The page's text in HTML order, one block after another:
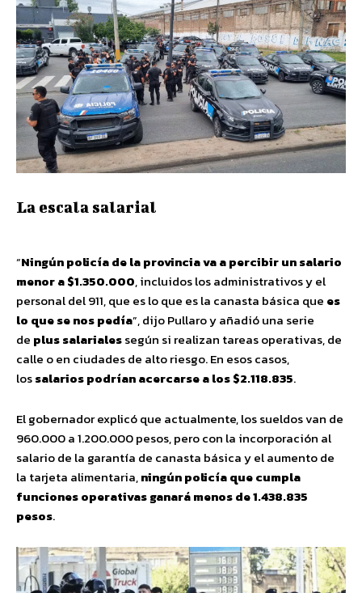
La escala salarial
“Ningún policía de la provincia va a percibir un salario
menor a $1.350.000, incluidos los administrativos y el
personal del 911, que es lo que es la canasta básica que es
lo que se nos pedía”, dijo Pullaro y añadió una serie
de plus salarialessegún si realizan tareas operativas, de
calle o en ciudades de alto riesgo. En esos casos,
lossalarios podrían acercarse a los $2.118.835.
El gobernador explicó que actualmente, los sueldos van de
960.000 a 1.200.000 pesos, pero con la incorporación al
salario de la garantía de canasta básica y el aumento de
la tarjeta alimentaria,ningún policía que cumpla
funciones operativas ganará menos de 1.438.835
pesos.